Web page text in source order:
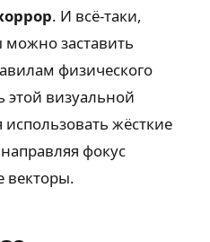
. И всё-таки,
заставить
физического
этой визуальной
использовать жёсткие
фокус
векторы.